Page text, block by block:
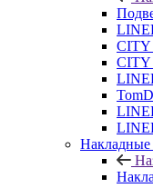
CITY
CITY
Накладные